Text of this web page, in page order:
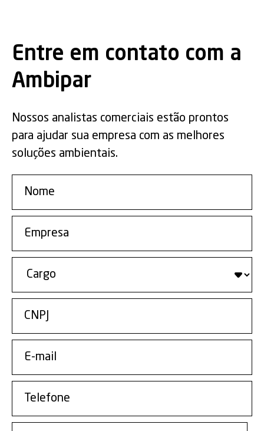
Entre em contato com a
Ambipar
Nossos analistas comerciais estão prontos
para ajudar sua empresa com as melhores
soluções ambientais.